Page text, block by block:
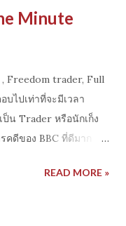
Minute
Freedom trader, Full
บไปเท่าที่จะมีเวลา
น Trader หรือนักเก็ง
คดีของ BBC ที่ดีมาก
, HFT , floor
READ MORE »